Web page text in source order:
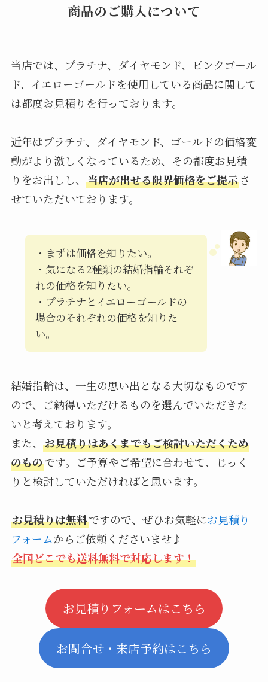
商品のご購入について
当店では、プラチナ、ダイヤモンド、ピンクゴール
ド、イエローゴールドを使用している商品に関して
は都度お見積りを行っております。
近年はプラチナ、ダイヤモンド、ゴールドの価格変
動がより激しくなっているため、その都度お見積
りをお出しし、 当店が出せる限界価格をご提示さ
せていただいております。
・まずは価格を知りたい。
・気になる2種類の結婚指輪それぞ
れの価格を知りたい。
・プラチナとイエローゴールドの
場合のそれぞれの価格を知りた
い。
結婚指輪は、一生の思い出となる大切なものです
ので、ご納得いただけるものを選んでいただきた
いと考えております。
また、 お見積りはあくまでもご検討いただくため
のものです。ご予算やご希望に合わせて、じっく
りと検討していただければと思います。
お見積りは無料ですので、ぜひお気軽にお見積り
フォームからご依頼くださいませ♪
全国どこでも送料無料で対応します！
お見積りフォームはこちら
お問合せ・来店予約はこちら